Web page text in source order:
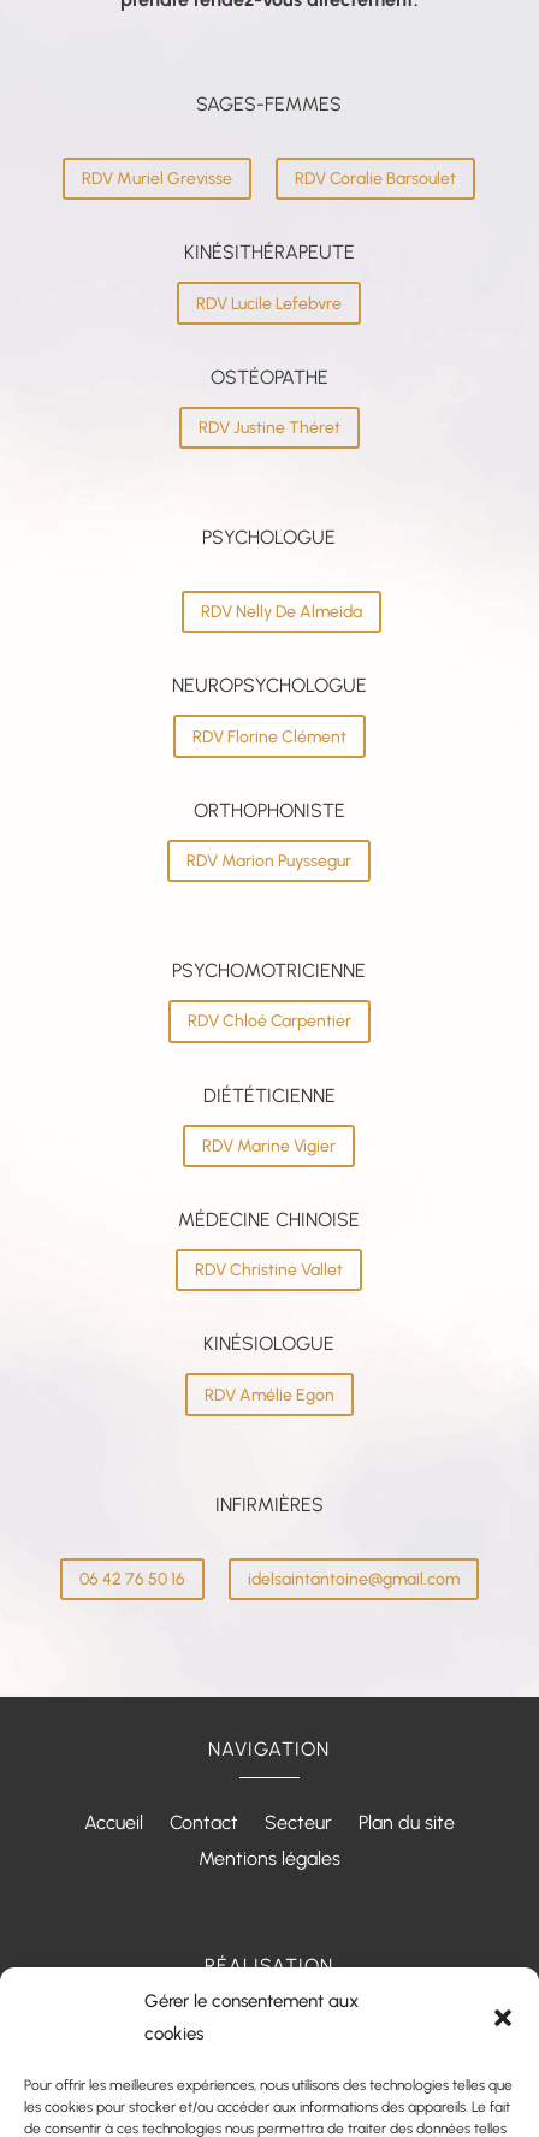
Gérer le consentement aux
cookies
Pour offrir les meilleures expériences, nous utilisons des technologies telles que
les cookies pour stocker et/ou accéder aux informations des appareils. Le fait
de consentir à ces technologies nous permettra de traiter des données telles
SAGES-FEMMES
RDV Muriel Grevisse RDV Coralie Barsoulet
KINÉSITHÉRAPEUTE
RDV Lucile Lefebvre
OSTÉOPATHE
RDV Justine Théret
PSYCHOLOGUE
RDV Nelly De Almeida
NEUROPSYCHOLOGUE
RDV Florine Clément
ORTHOPHONISTE
RDV Marion Puyssegur
PSYCHOMOTRICIENNE
RDV Chloé Carpentier
DIÉTÉTICIENNE
RDV Marine Vigier
MÉDECINE CHINOISE
RDV Christine Vallet
KINÉSIOLOGUE
RDV Amélie Egon
INFIRMIÈRES
06 42 76 50 16 idelsaintantoine@gmail.com
NAVIGATION
Accueil Contact Secteur
Plan du site
Mentions légales
RÉALISATION